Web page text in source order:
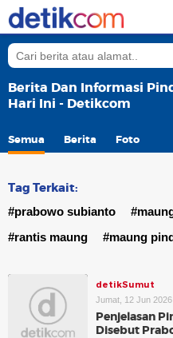
Berita Dan Informasi
Hari Ini - Detikcom
Semua Berita Foto
Tag Terkait:
#prabowo subianto
#rantis maung
#maung
detikSumut
Jumat, 12 Jun
Penjelasan
Disebut